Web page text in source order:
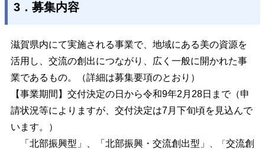
3．募集内容
滋賀県内にて実施される事業で、地域にある美の資源を
活用し、交流の創出につながり、広く一般に開かれた事
業であるもの。（詳細は募集要項のとおり）
【事業期間】交付決定の日から令和9年2月28日まで（申
請状況等によりますが、交付決定は7月下旬頃を見込んで
います。）
「北部振興型」、「北部振興・交流創出型」
、「交流創